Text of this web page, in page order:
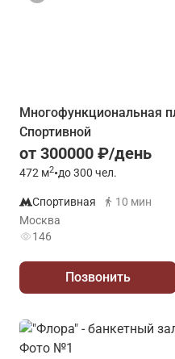
Многофункциональная
Спортивной
от 300000 ₽/день
472 м2•до 300 чел.
Спортивная
10 мин
Москва
146
Позвонить